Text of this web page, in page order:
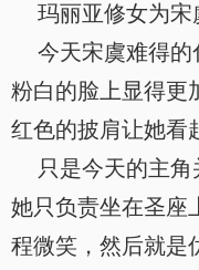
玛丽亚修女为宋
今天宋虞难得的
粉白的脸上显得更
红色的披肩让她看
只是今天的主角
她只负责坐在圣座
程微笑，然后就是